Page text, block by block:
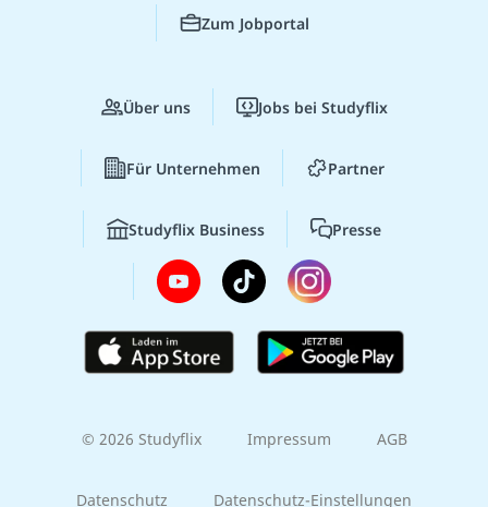
Zum Jobportal
Über uns Jobs bei Studyflix
Für Unternehmen Partner
Studyflix Business Presse
© 2026 Studyflix Impressum AGB
Datenschutz Datenschutz-Einstellungen